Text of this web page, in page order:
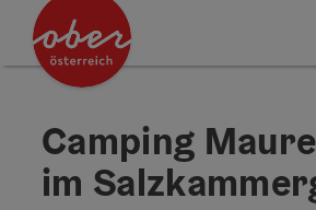
Inhoud Accesskey
[0]
Navigatie Accesskey
[1]
Paginabegin
Contact Accesskey
[3]
Zoek Accesskey
Impressum
Hoe deze website te gebruiken?
Startpagina
Camping
im